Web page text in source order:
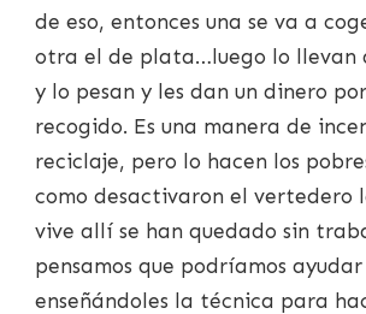
de eso, entonces una se va a
otra el de plata…luego lo llevan
y lo pesan y les dan un dinero
recogido. Es una manera de
reciclaje, pero lo hacen los
como desactivaron el vertedero
vive allí se han quedado sin
pensamos que podríamos
enseñándoles la técnica para